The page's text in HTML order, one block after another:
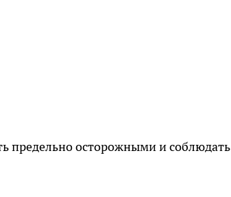
предельно осторожными и соблюдать